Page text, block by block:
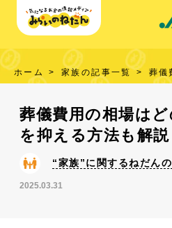
ホーム 家族の記事一覧 葬儀
葬儀費用の相場は
を抑える方法も解説
“家族”に関するねだん
2025.03.31